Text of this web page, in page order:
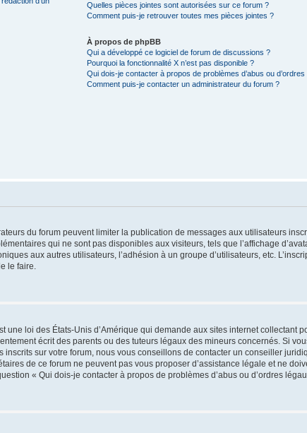
Quelles pièces jointes sont autorisées sur ce forum ?
Comment puis-je retrouver toutes mes pièces jointes ?
À propos de phpBB
Qui a développé ce logiciel de forum de discussions ?
Pourquoi la fonctionnalité X n’est pas disponible ?
Qui dois-je contacter à propos de problèmes d’abus ou
Comment puis-je contacter un administrateur du forum ?
du forum peuvent limiter la publication de messages aux utilisateurs
qui ne sont pas disponibles aux visiteurs, tels que l’affichage
aux autres utilisateurs, l’adhésion à un groupe d’utilisateurs, etc.
le faire.
une loi des États-Unis d’Amérique qui demande aux sites internet collectant
écrit des parents ou des tuteurs légaux des mineurs concernés. Si
inscrits sur votre forum, nous vous conseillons de contacter un conseiller
de ce forum ne peuvent pas vous proposer d’assistance légale et ne
« Qui dois-je contacter à propos de problèmes d’abus ou d’ordres